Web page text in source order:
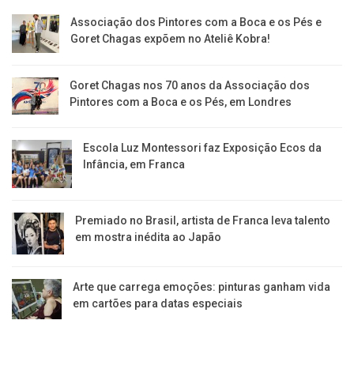
Associação dos Pintores com a Boca e os Pés e
Goret Chagas expõem no Ateliê Kobra!
Goret Chagas nos 70 anos da Associação dos
Pintores com a Boca e os Pés, em Londres
Escola Luz Montessori faz Exposição Ecos da
Infância, em Franca
Premiado no Brasil, artista de Franca leva talento
em mostra inédita ao Japão
Arte que carrega emoções: pinturas ganham vida
em cartões para datas especiais